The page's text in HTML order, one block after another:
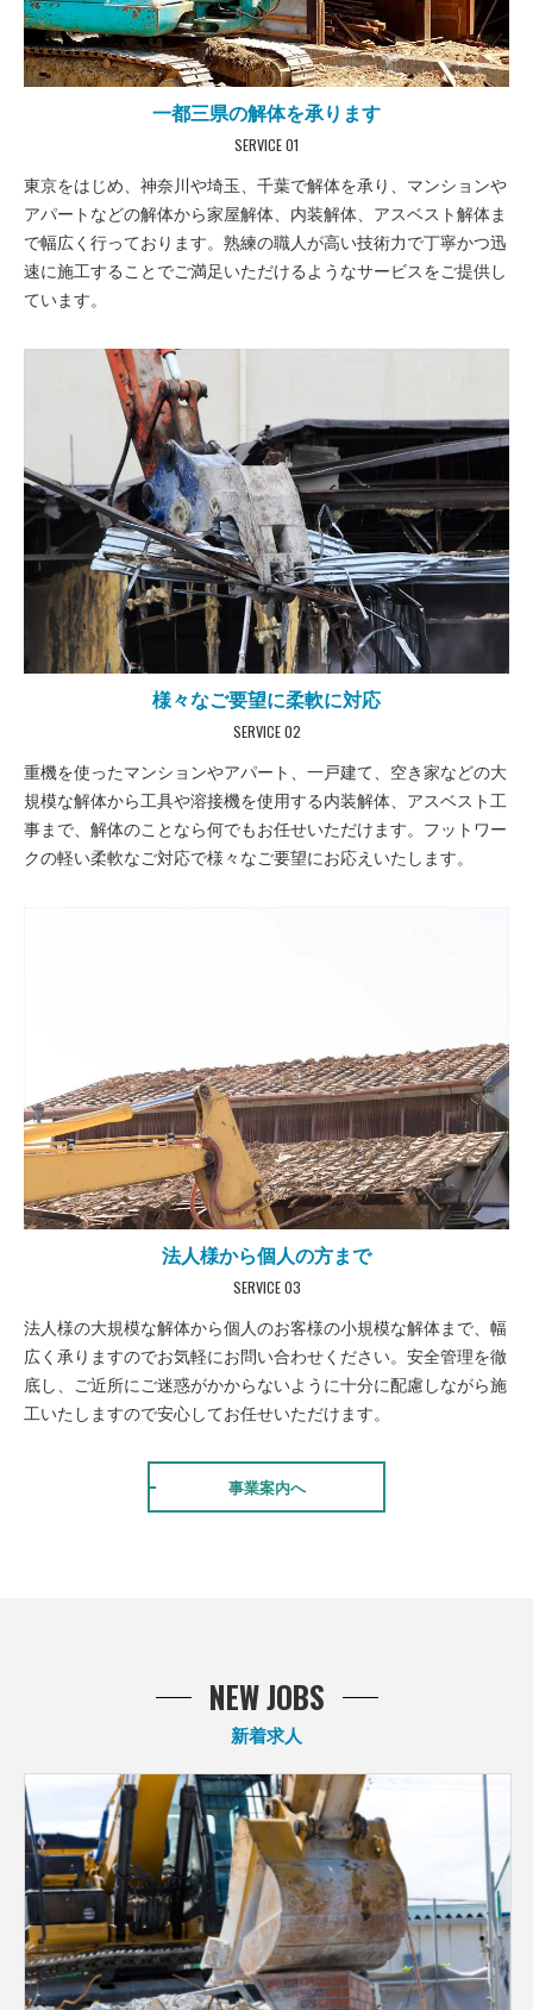
一都三県の解体を承ります
SERVICE 01
東京をはじめ、神奈川や埼玉、千葉で解体を承り、マンションや
アパートなどの解体から家屋解体、内装解体、アスベスト解体ま
で幅広く行っております。熟練の職人が高い技術力で丁寧かつ迅
速に施工することでご満足いただけるようなサービスをご提供し
ています。
様々なご要望に柔軟に対応
SERVICE 02
重機を使ったマンションやアパート、一戸建て、空き家などの大
規模な解体から工具や溶接機を使用する内装解体、アスベスト工
事まで、解体のことなら何でもお任せいただけます。フットワー
クの軽い柔軟なご対応で様々なご要望にお応えいたします。
法人様から個人の方まで
SERVICE 03
法人様の大規模な解体から個人のお客様の小規模な解体まで、幅
広く承りますのでお気軽にお問い合わせください。安全管理を徹
底し、ご近所にご迷惑がかからないように十分に配慮しながら施
工いたしますので安心してお任せいただけます。
事業案内へ
新着求人
NEW JOBS